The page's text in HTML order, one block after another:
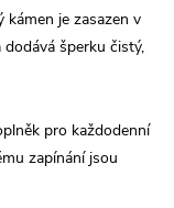
je zasazen v
šperku čistý,
pro každodenní
zapínání jsou